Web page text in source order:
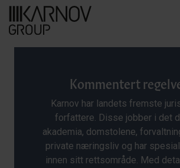
Kommentert
Karnov har landets fremste
forfattere. Disse jobber i det
akademia, domstolene,
private næringsliv og har
innen sitt rettsområde. Med